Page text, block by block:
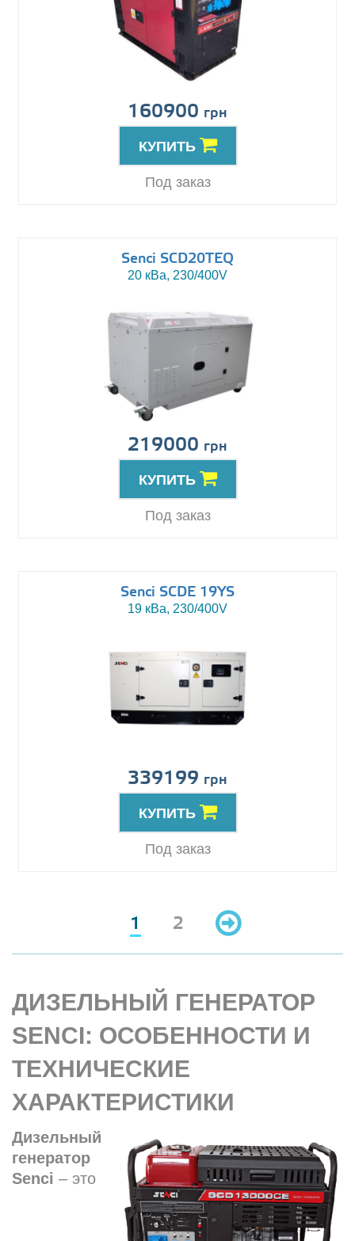
160900 грн
КУПИТЬ
Под заказ
Senci SCD20TEQ
20 кВа, 230/400V
219000 грн
КУПИТЬ
Под заказ
Senci SCDE 19YS
19 кВа, 230/400V
339199 грн
КУПИТЬ
Под заказ
1 2
ДИЗЕЛЬНЫЙ ГЕНЕРАТОР
SENCI: ОСОБЕННОСТИ И
ТЕХНИЧЕСКИЕ
ХАРАКТЕРИСТИКИ
Дизельный
генератор
Senci – это